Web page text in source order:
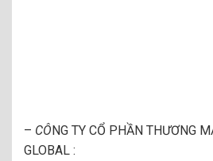
– CÔNG TY CỔ PHẦN THƯƠNG
GLOBAL :